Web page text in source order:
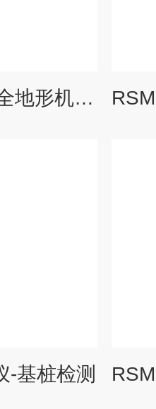
RSM-ATR（A）全地形机器人-管道检测
-基桩检测